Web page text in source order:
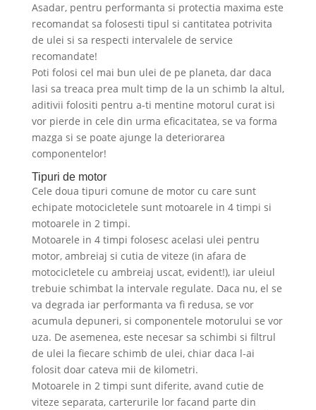
Asadar, pentru performanta si protectia maxima este
recomandat sa folosesti tipul si cantitatea potrivita
de ulei si sa respecti intervalele de service
recomandate!
Poti folosi cel mai bun ulei de pe planeta, dar daca
lasi sa treaca prea mult timp de la un schimb la altul,
aditivii folositi pentru a-ti mentine motorul curat isi
vor pierde in cele din urma eficacitatea, se va forma
mazga si se poate ajunge la deteriorarea
componentelor!
Tipuri de motor
Cele doua tipuri comune de motor cu care sunt
echipate motocicletele sunt motoarele in 4 timpi si
motoarele in 2 timpi.
Motoarele in 4 timpi folosesc acelasi ulei pentru
motor, ambreiaj si cutia de viteze (in afara de
motocicletele cu ambreiaj uscat, evident!), iar uleiul
trebuie schimbat la intervale regulate. Daca nu, el se
va degrada iar performanta va fi redusa, se vor
acumula depuneri, si componentele motorului se vor
uza. De asemenea, este necesar sa schimbi si filtrul
de ulei la fiecare schimb de ulei, chiar daca l-ai
folosit doar cateva mii de kilometri.
Motoarele in 2 timpi sunt diferite, avand cutie de
viteze separata, carterurile lor facand parte din